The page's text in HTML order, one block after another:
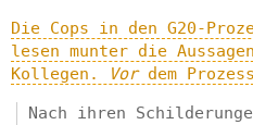
Die Cops in den G20-
lesen munter die
Kollegen.
Vordem
Nach ihren